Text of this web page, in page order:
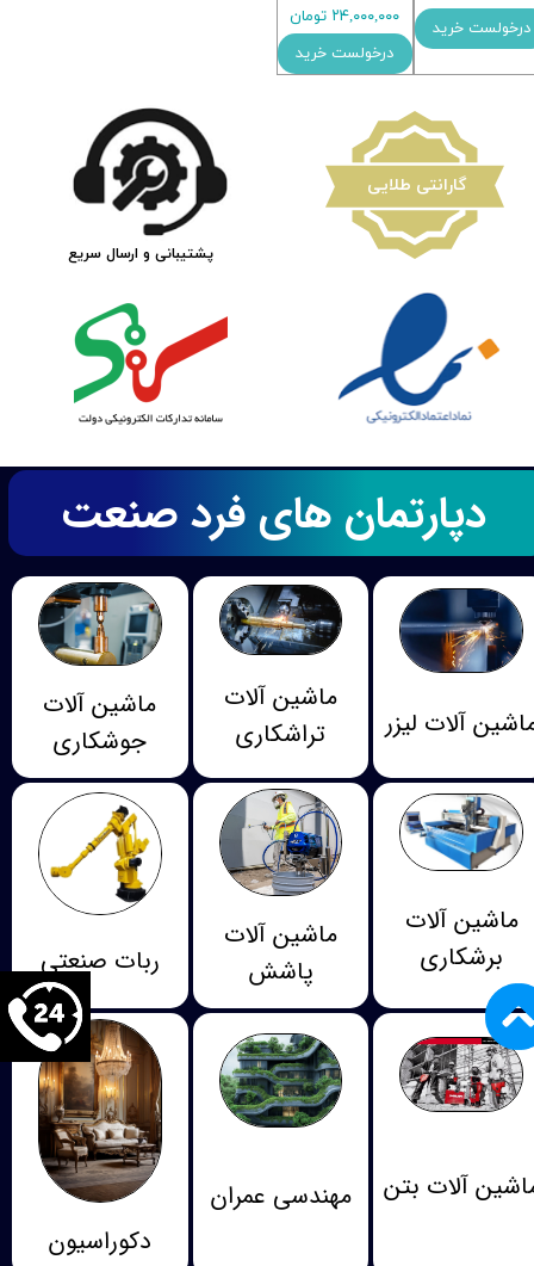
درخولست خرید
۲۴,۰۰۰,۰۰۰ تومان
درخولست خرید
پشتیبانی و ارسال سریع
​گارانتی طلایی
دپارتمان های فرد صنعت
آلات لیزر
ماشین آلات
تراشکاری
ماشین آلات
جوشکاری
ماشین آلات
برشکاری
ماشین آلات
پاشش
ربات صنعتی
آلات بتن
مهندسی عمران
دکوراسیون